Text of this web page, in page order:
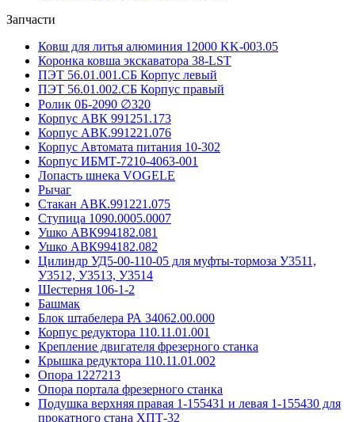
Запчасти
Ковш для литья алюминия 12000 KK-003.05
Коронка ковша экскаватора 38-LST
ПЭТ 56.01.001.СБ Корпус левый
ПЭТ 56.01.002.СБ Корпус правый
Ролик 0Б-2090 ∅320
Корпус АВК 991251.173
Корпус АВК.991221.076
Корпус Автомата питания 10-302
Корпус ИБМТ-7210-4063-001
Лопасть шнека VOGELE
Рычаг
Стакан АВК.991221.075
Ступица 1090.0005.0007
Ушко АВК994182.081
Ушко АВК994182.082
Цилиндр УД5-00-110-05 для муфты-тормоза У3511,
У3512, У3513, У3514
Шестерня 106-1-2
Башмак
Блок штабелера РА 34062.00.000
Корпус редуктора 110.11.01.001
Крепление двигателя фрезерного станка
Крышка редуктора 110.11.01.002
Опора 1227213
Опора портала фрезерного станка
Подушка верхняя правая 1-155431 и левая 1-155430 для
прокатного стана ХПТ-32